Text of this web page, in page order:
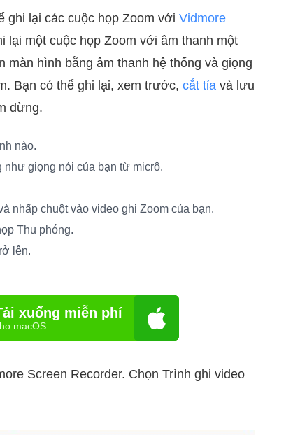
ghi lại các cuộc họp Zoom với Vidmore
lại một cuộc họp Zoom với âm thanh một
màn hình bằng âm thanh hệ thống và giọng
Bạn có thể ghi lại, xem trước, cắt tỉa và lưu
dừng.
nào.
như giọng nói của bạn từ micrô.
nhấp chuột vào video ghi Zoom của bạn.
Thu phóng.
lên.
xuống miễn phí
macOS
Screen Recorder. Chọn Trình ghi video